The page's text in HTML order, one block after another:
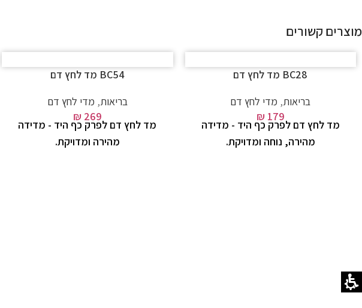
מוצרים קשורים
BC28 מד לחץ דם
בריאות, מדי לחץ דם
₪ 179
מד לחץ דם לפרק כף היד - מדידה
מהירה, נוחה ומדויקת.
BC54 מד לחץ דם
בריאות, מדי לחץ דם
₪ 269
מד לחץ דם לפרק כף היד - מדידה
מהירה ומדויקת.